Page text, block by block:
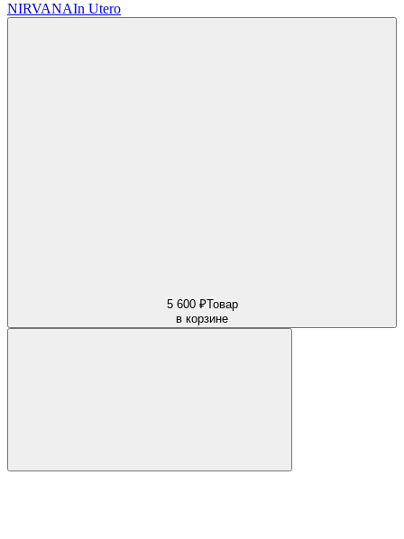
NIRVANAIn Utero
5 600 ₽Товар
в корзине